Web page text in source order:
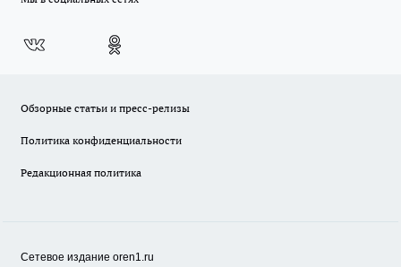
Обзорные статьи и пресс-релизы
Политика конфиденциальности
Редакционная политика
Сетевое издание oren1.ru